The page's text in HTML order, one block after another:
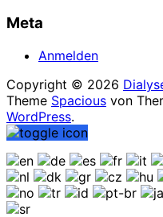
Meta
Anmelden
Copyright © 2026
Theme Spacious von
WordPress.